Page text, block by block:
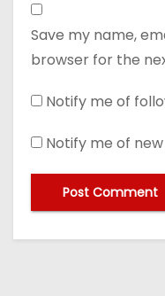
Save my name,
browser for the
Notify me of
Notify me of